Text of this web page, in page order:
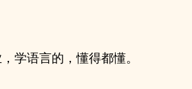
学语言的，懂得都懂。